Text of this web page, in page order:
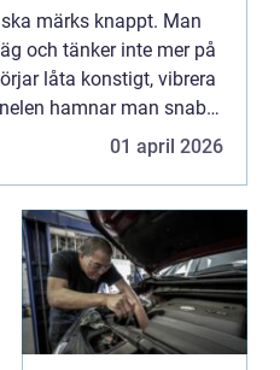
märks knappt. Man
och tänker inte mer på
låta konstigt, vibrera
hamnar man snabbt
genomtänkt01 april 2026